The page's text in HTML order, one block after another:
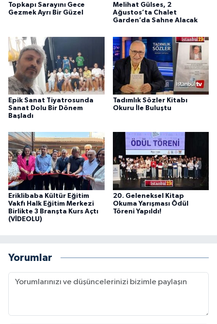
Topkapı Sarayını Gece
Gezmek Ayrı Bir Güzel
Melihat Gülses, 2
Ağustos’ta Chalet
Garden’da Sahne Alacak
Epik Sanat Tiyatrosunda
Sanat Dolu Bir Dönem
Başladı
Tadımlık Sözler Kitabı
Okuru İle Buluştu
Eriklibaba Kültür Eğitim
Vakfı Halk Eğitim Merkezi
Birlikte 3 Branşta Kurs Açtı
(VİDEOLU)
20. Geleneksel Kitap
Okuma Yarışması Ödül
Töreni Yapıldı!
Yorumlar